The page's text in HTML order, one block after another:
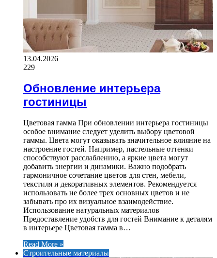
13.04.2026
229
Обновление интерьера
гостиницы
Цветовая гамма При обновлении интерьера гостиницы
особое внимание следует уделить выбору цветовой
гаммы. Цвета могут оказывать значительное влияние на
настроение гостей. Например, пастельные оттенки
способствуют расслаблению, а яркие цвета могут
добавить энергии и динамики. Важно подобрать
гармоничное сочетание цветов для стен, мебели,
текстиля и декоративных элементов. Рекомендуется
использовать не более трех основных цветов и не
забывать про их визуальное взаимодействие.
Использование натуральных материалов
Предоставление удобств для гостей Внимание к деталям
в интерьере Цветовая гамма в…
Read More »
Строительные материалы